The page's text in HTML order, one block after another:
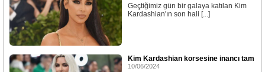
Geçtiğimiz gün bir galaya katılan Kim
Kardashian'ın son hali [...]
Kim Kardashian korsesine inancı tam
10/06/2024